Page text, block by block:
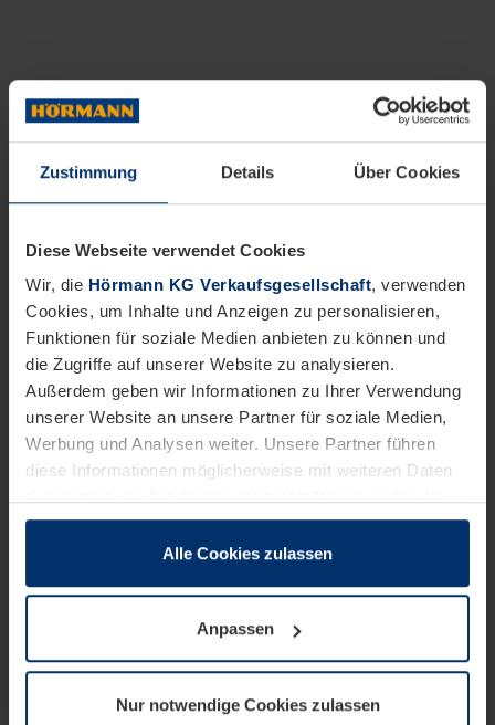
Zustimmung Details Über Cookies
Diese Webseite verwendet Cookies
Wir, die Hörmann KG Verkaufsgesellschaft, verwenden
Cookies, um Inhalte und Anzeigen zu personalisieren,
Funktionen für soziale Medien anbieten zu können und
die Zugriffe auf unserer Website zu analysieren.
Außerdem geben wir Informationen zu Ihrer Verwendung
unserer Website an unsere Partner für soziale Medien,
Werbung und Analysen weiter. Unsere Partner führen
diese Informationen möglicherweise mit weiteren Daten
sie im Rahmen Ihrer Nutzung der Dienste gesammelt
wenn diese für den Betrieb dieser Seite unbedingt
notwendig sind. Für alle anderen Cookie-Typen benötigen
wir Ihre Erlaubnis. Ihre Einwilligung können Sie jederzeit
Datenschutzerklärungunserer Website ändern oder
Alle Cookies zulassen
Anpassen
Nur notwendige Cookies zulassen